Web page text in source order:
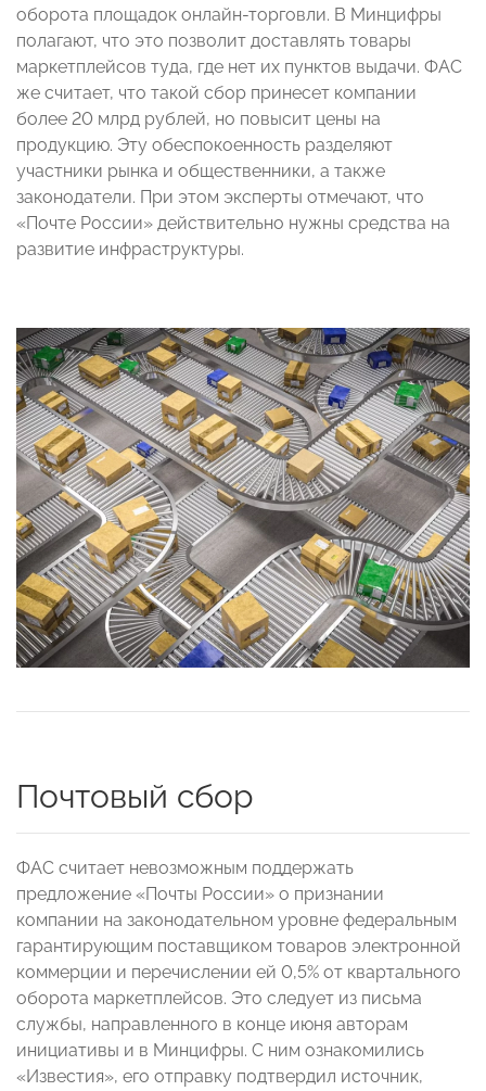
оборота площадок онлайн-торговли. В Минцифры
полагают, что это позволит доставлять товары
маркетплейсов туда, где нет их пунктов выдачи. ФАС
же считает, что такой сбор принесет компании
более 20 млрд рублей, но повысит цены на
продукцию. Эту обеспокоенность разделяют
участники рынка и общественники, а также
законодатели. При этом эксперты отмечают, что
«Почте России» действительно нужны средства на
развитие инфраструктуры.
Почтовый сбор
ФАС считает невозможным поддержать
предложение «Почты России» о признании
компании на законодательном уровне федеральным
гарантирующим поставщиком товаров электронной
коммерции и перечислении ей 0,5% от квартального
оборота маркетплейсов. Это следует из письма
службы, направленного в конце июня авторам
инициативы и в Минцифры. С ним ознакомились
«Известия», его отправку подтвердил источник,